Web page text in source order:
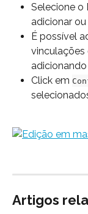
Selecione o
adicionar ou
É possível
vinculações
Click em
Artigos